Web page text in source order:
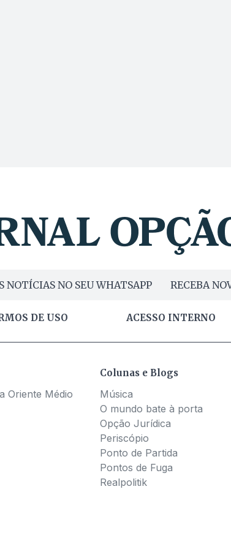
NOTÍCIAS NO SEU WHATSAPP RECEBA
DE USO ACESSO INTERNO
Oriente Médio
Colunas e Blogs
Música
O mundo bate à porta
Opção Jurídica
Periscópio
Ponto de Partida
Pontos de Fuga
Realpolitik